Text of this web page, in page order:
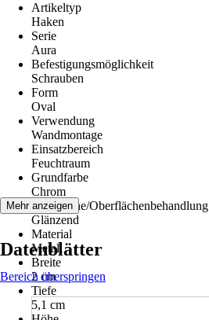
Artikeltyp
Haken
Serie
Aura
Befestigungsmöglichkeit
Schrauben
Form
Oval
Verwendung
Wandmontage
Einsatzbereich
Feuchtraum
Grundfarbe
Chrom
Oberfläche/Oberflächenbehandlung
Glänzend
Material
Metall
Breite
2 cm
Tiefe
5,1 cm
Mehr anzeigen
Datenblätter
Bereich überspringen